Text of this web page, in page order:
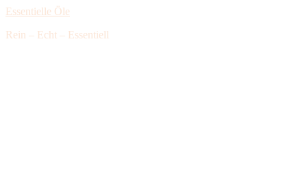
Essentielle Öle
Rein – Echt – Essentiell